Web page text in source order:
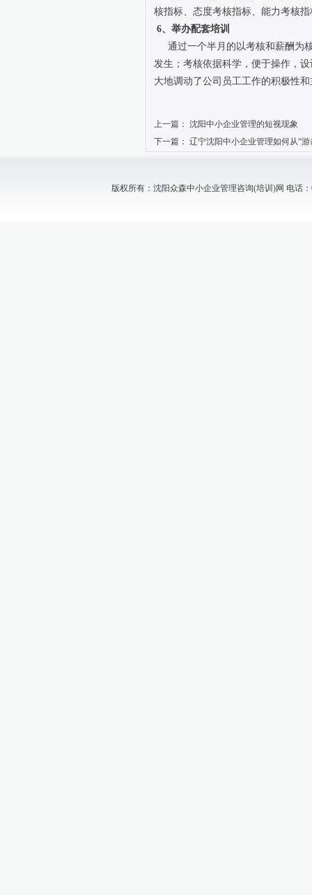
核指标、态度考核指标、能力考核
6、举办配套培训
通过一个半月的以考核和薪酬为
发生；考核依据科学，便于操作，
大地调动了公司员工工作的积极性
上一篇： 沈阳中小企业管理的短视现象
下一篇： 辽宁沈阳中小企业管理如何从“游
版权所有：沈阳众森中小企业管理咨询(培训)网 电话：